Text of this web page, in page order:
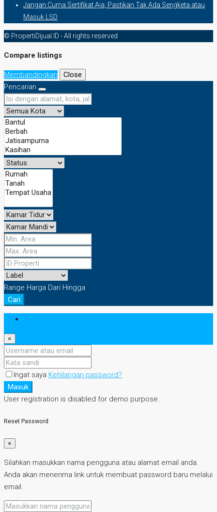
Jangan Cuma Sertifikat Aja, Pastikan Tak Ada Sengketa atau
Masuk LSD
© PropertiDijual.ID - All rights reserved
Compare listings
Membandingkan
Close
Pencarian
Range Harga Dari Hingga
Cari
×
Ingat saya Kehilangan password?
Masuk
User registration is disabled for demo purpose.
Reset Password
×
Silahkan masukkan nama pengguna atau alamat email anda.
Anda akan menerima link untuk membuat password baru melalui
email.